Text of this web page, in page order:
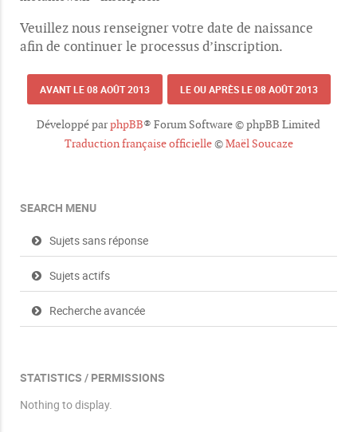
Veuillez nous renseigner votre date de naissance
afin de continuer le processus d’inscription.
AVANT LE 08 AOÛT 2013 LE OU APRÈS LE 08 AOÛT 2013
Développé parphpBB® Forum Software © phpBB Limited
Traduction française officielle©Maël Soucaze
SEARCH MENU
Sujets sans réponse
Sujets actifs
Recherche avancée
STATISTICS / PERMISSIONS
Nothing to display.